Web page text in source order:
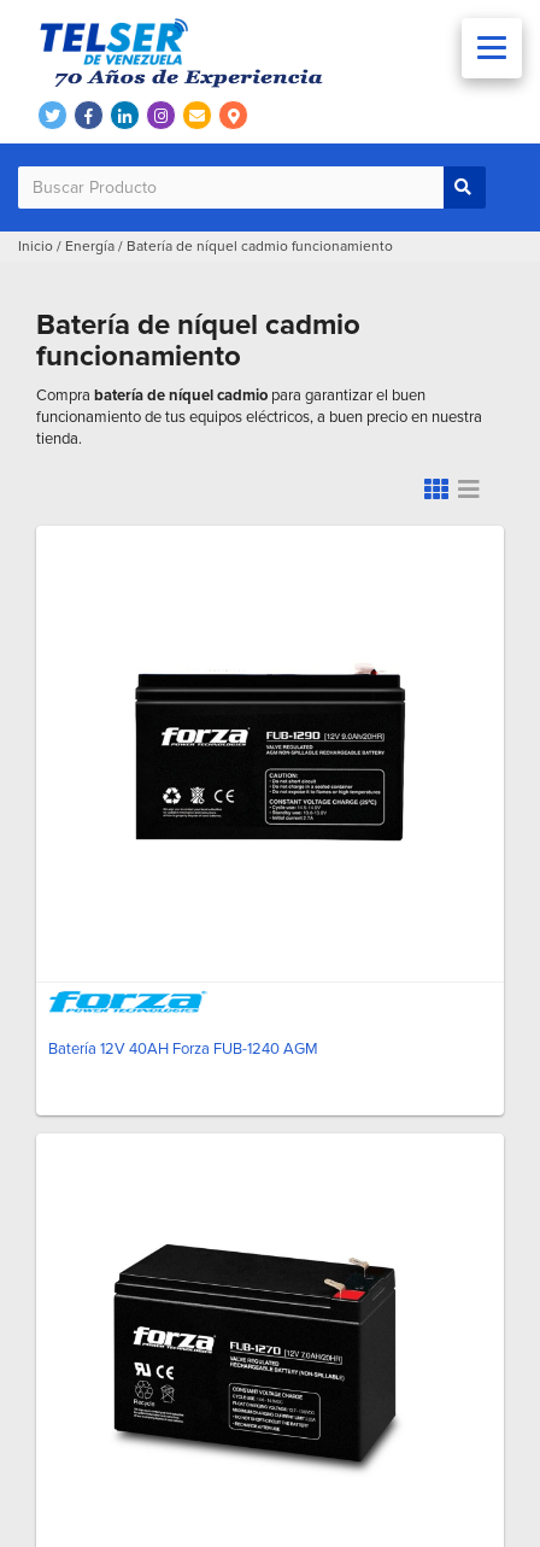
Inicio / Energía / Batería de níquel cadmio funcionamiento
Batería de níquel cadmio
funcionamiento
Compra batería de níquel cadmio para garantizar el buen
funcionamiento de tus equipos eléctricos, a buen precio en nuestra
tienda.
Batería 12V 40AH Forza FUB-1240 AGM